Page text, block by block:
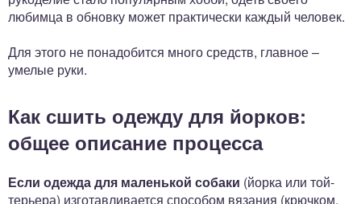
любимца в обновку может практически каждый человек.
Для этого не понадобится много средств, главное –
умелые руки.
Как сшить одежду для йорков:
общее описание процесса
Если одежда для маленькой собаки (йорка или той-
терьера) изготавливается способом вязания (крючком,